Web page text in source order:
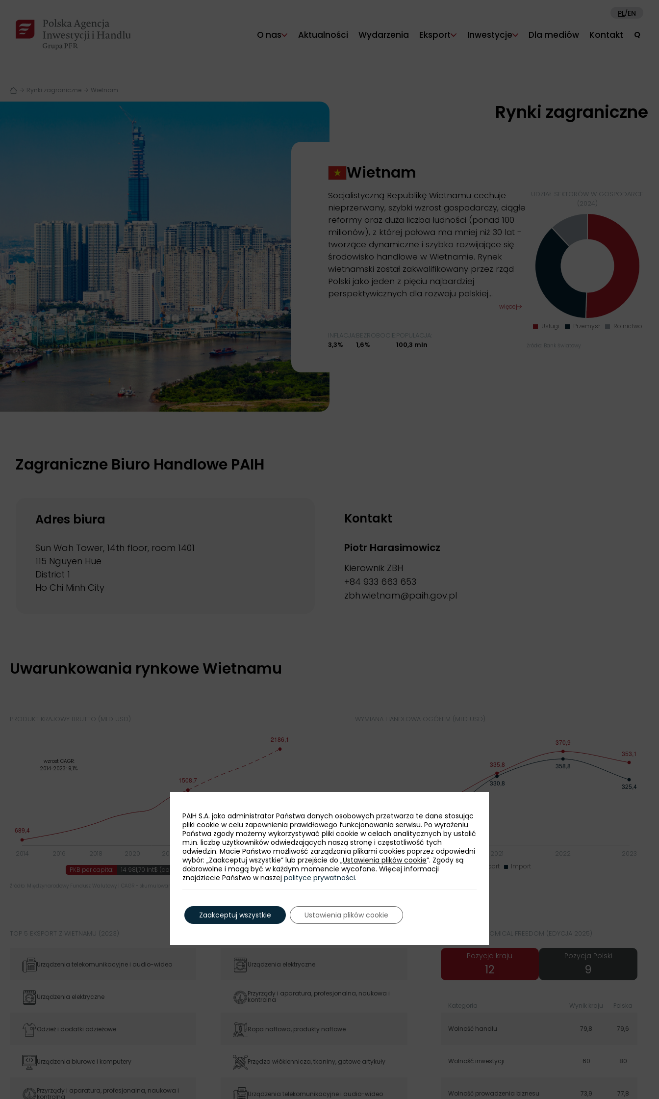
O nas Aktualności Wydarzenia Eksport Inwestycje Dla mediów Kontakt Q
PL/EN
Rynki zagraniczne Wietnam
Rynki zagraniczne
Wietnam
Socjalistyczną Republikę Wietnamu cechuje
nieprzerwany, szybki wzrost gospodarczy, ciągłe
reformy oraz duża liczba ludności (ponad 100
milionów), z której połowa ma mniej niż 30 lat -
tworzące dynamiczne i szybko rozwijające się
środowisko handlowe w Wietnamie. Rynek
wietnamski został zakwalifikowany przez rząd
Polski jako jeden z pięciu najbardziej
perspektywicznych dla rozwoju polskiej…
więcej
INFLACJA:
3,3%
BEZROBOCIE:
1,6%
POPULACJA:
100,3 mln
UDZIAŁ SEKTORÓW W GOSPODARCE
(2024)
Źródło: Bank Światowy
Zagraniczne Biuro Handlowe PAIH
Adres biura
Sun Wah Tower, 14th floor, room 1401
115 Nguyen Hue
District 1
Ho Chi Minh City
Kontakt
Piotr Harasimowicz
Kierownik ZBH
+84 933 663 653
zbh.wietnam@paih.gov.pl
Uwarunkowania rynkowe Wietnamu
PRODUKT KRAJOWY BRUTTO (MLD USD)
PKB per capita: 14 981,70 Int$ (dolar międzynarodowy)
Źródło: Międzynarodowy Fundusz Walutowy | CAGR - skumulowany roczny wskaźnik wzrostu
WYMIANA HANDLOWA OGÓŁEM (MLD USD)
TOP 5 EKSPORT Z WIETNAMU (2023)
Urządzenia telekomunikacyjne i audio-wideo
Urządzenia elektryczne
Odzież i dodatki odzieżowe
Urządzenia biurowe i komputery
Przyrządy i aparatura, profesjonalna, naukowa i
kontrolna
Urządzenia elektryczne
Przyrządy i aparatura, profesjonalna, naukowa i
kontrolna
Ropa naftowa, produkty naftowe
Przędza włókiennicza, tkaniny, gotowe artykuły
Urządzenia telekomunikacyjne i audio-wideo
INDEX OF ECONOMICAL FREEDOM (EDYCJA 2025)
Pozycja kraju
31
Pozycja Polski
23
Kategoria Wynik kraju Polska
Wolność handlu 79,8 79,6
Wolność inwestycji 60 80
Wolność prowadzenia biznesu 73,9 77,8
PAIH S.A. jako administrator Państwa danych osobowych przetwarza te dane stosując
pliki cookie w celu zapewnienia prawidłowego funkcjonowania serwisu. Po wyrażeniu
Państwa zgody możemy wykorzystywać pliki cookie w celach analitycznych by ustalić
m.in. liczbę użytkowników odwiedzających naszą stronę i częstotliwość tych
odwiedzin. Macie Państwo możliwość zarządzania plikami cookies poprzez odpowiedni
wybór: „Zaakceptuj wszystkie” lub przejście do „Ustawienia plików cookie”. Zgody są
dobrowolne i mogą być w każdym momencie wycofane. Więcej informacji
znajdziecie Państwo w naszej polityce prywatności.
Zaakceptuj wszystkie Ustawienia plików cookie